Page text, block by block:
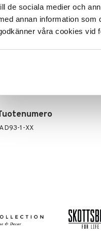
de sociala medier och
annan information som
våra cookies vid
ja rakastettu
suositun joulupukin, mutta hän
sillä hän on saanut oman
ikkunalla joulun aikaan.
Korkeus: 20 cm
1-XX